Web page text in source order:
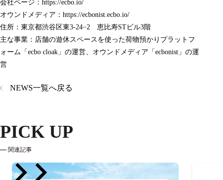
会社ページ： https://ecbo.io/
オウンドメディア： https://ecbonist.ecbo.io/
住所：東京都渋谷区東3-24−2 恵比寿STビル3階
主な事業：店舗の遊休スペースを使った荷物預かりプラットフ
ォーム「ecbo cloak」の運営、オウンドメディア「ecbonist」の運
営
NEWS一覧へ戻る
PICK UP
関連記事